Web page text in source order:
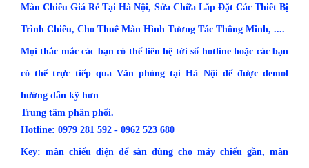
Màn Chiếu Giá Rẻ Tại Hà Nội, Sửa Chữa Lắp Đặt Các Thiết Bị
Trình Chiếu, Cho Thuê Màn Hình Tương Tác Thông Minh, ....
Mọi thắc mắc các bạn có thể liên hệ tới số hotline hoặc các bạn
có thể trực tiếp qua Văn phòng tại Hà Nội để được demol
hướng dẫn kỹ hơn
Trung tâm phân phối.
Hotline: 0979 281 592 - 0962 523 680
Key: màn chiếu điện để sàn dùng cho máy chiếu gần, màn